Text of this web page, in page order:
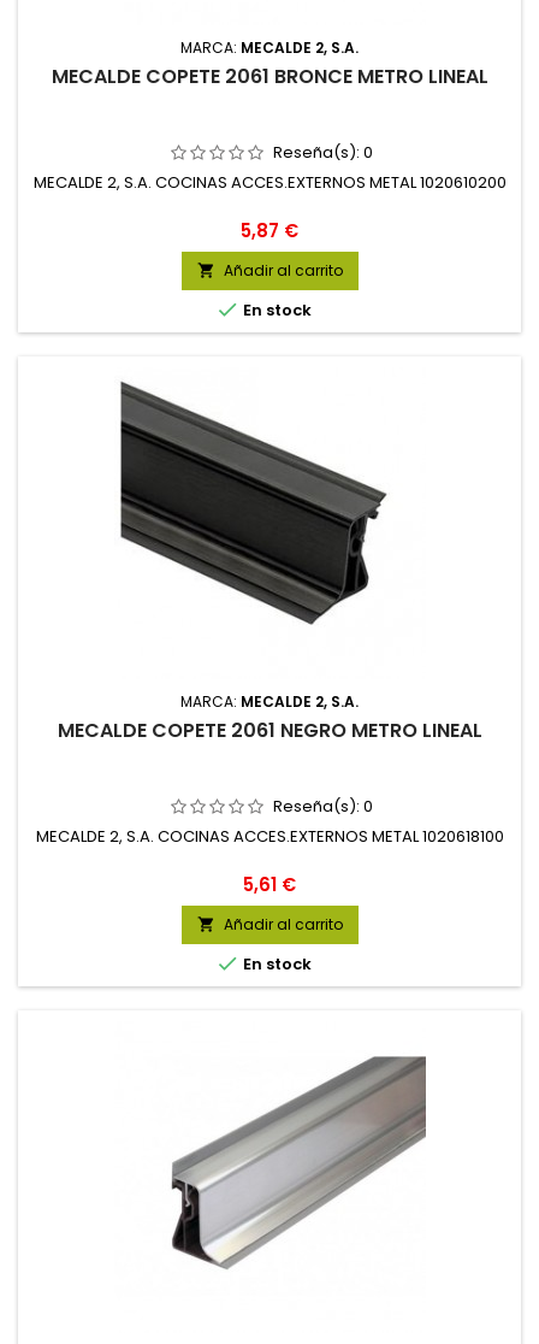
MARCA: MECALDE 2, S.A.
MECALDE COPETE 2061 BRONCE METRO LINEAL
Reseña(s): 0
MECALDE 2, S.A. COCINAS ACCES.EXTERNOS METAL 1020610200
Precio
5,87 €
 Añadir al carrito
 En stock
MARCA: MECALDE 2, S.A.
MECALDE COPETE 2061 NEGRO METRO LINEAL
Reseña(s): 0
MECALDE 2, S.A. COCINAS ACCES.EXTERNOS METAL 1020618100
Precio
5,61 €
 Añadir al carrito
 En stock